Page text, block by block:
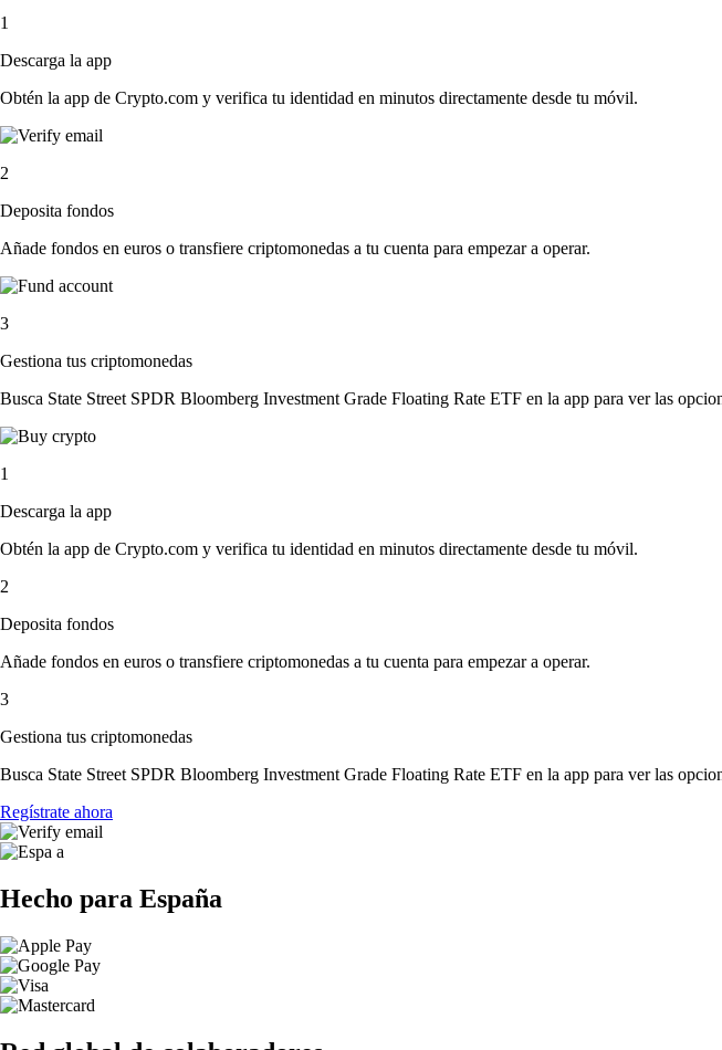
1
Descarga la app
Obtén la app de Crypto.com y verifica tu identidad en minutos directamente desde tu móvil.
2
Deposita fondos
Añade fondos en euros o transfiere criptomonedas a tu cuenta para empezar a operar.
3
Gestiona tus criptomonedas
Busca State Street SPDR Bloomberg Investment Grade Floating Rate ETF en la app para ver las
1
Descarga la app
Obtén la app de Crypto.com y verifica tu identidad en minutos directamente desde tu móvil.
2
Deposita fondos
Añade fondos en euros o transfiere criptomonedas a tu cuenta para empezar a operar.
3
Gestiona tus criptomonedas
Busca State Street SPDR Bloomberg Investment Grade Floating Rate ETF en la app para ver las
Regístrate ahora
Hecho para España